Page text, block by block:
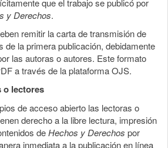
que el trabajo se publicó por
y Derechos.
remitir la carta de transmisión de
de la primera publicación, debidamente
las autoras o autores. Este formato
a través de la plataforma OJS.
o lectores
de acceso abierto las lectoras o
derecho a la libre lectura, impresión
deHechos y Derechos por
inmediata a la publicación en línea